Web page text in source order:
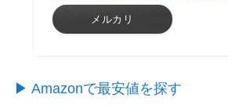
メルカリ
▶︎ Amazonで最安値を探す